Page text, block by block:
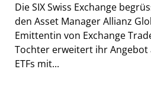
Die SIX Swiss Exchange
den Asset Manager Allianz
Emittentin von Exchange
Tochter erweitert ihr Angebot
ETFs mit...